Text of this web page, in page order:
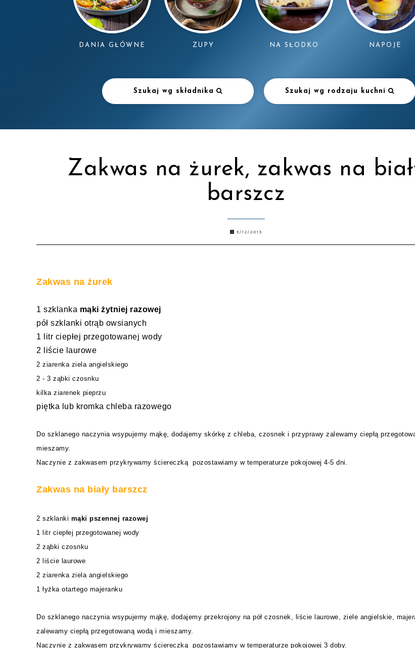
DANIA GŁÓWNE ZUPY NA SŁODKO NAPOJE
Szukaj wg składnika Szukaj wg rodzaju kuchni
Zakwas na żurek, zakwas na
barszcz
3/12/2013
Zakwas na żurek
1 szklanka mąki żytniej razowej
pół szklanki otrąb owsianych
1 litr ciepłej przegotowanej wody
2 liście laurowe
2 ziarenka ziela angielskiego
2 - 3 ząbki czosnku
kilka ziarenek pieprzu
piętka lub kromka chleba razowego
Do szklanego naczynia wsypujemy mąkę, dodajemy skórkę z chleba, czosnek i przyprawy zalewamy ciepłą
mieszamy.
Naczynie z zakwasem przykrywamy ściereczką pozostawiamy w temperaturze pokojowej 4-5 dni .
Zakwas na biały barszcz
2 szklanki mąki pszennej razowej
1 litr ciepłej przegotowanej wody
2 ząbki czosnku
2 liście laurowe
2 ziarenka ziela angielskiego
1 łyżka otartego majeranku
Do szklanego naczynia wsypujemy mąkę, dodajemy przekrojony na pół czosnek, liście laurowe, ziele angielskie,
zalewamy ciepłą przegotowaną wodą i mieszamy.
Naczynie z zakwasem przykrywamy ściereczką pozostawiamy w temperaturze pokojowej 3 doby.